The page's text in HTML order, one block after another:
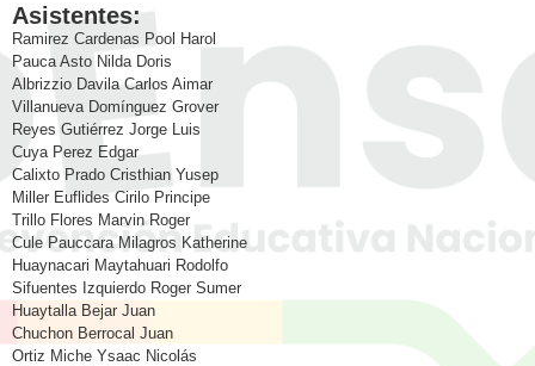
Asistentes:
Ramirez Cardenas Pool Harol
Pauca Asto Nilda Doris
Albrizzio Davila Carlos Aimar
Villanueva Domínguez Grover
Reyes Gutiérrez Jorge Luis
Cuya Perez Edgar
Calixto Prado Cristhian Yusep
Miller Euflides Cirilo Principe
Trillo Flores Marvin Roger
Cule Pauccara Milagros Katherine
Huaynacari Maytahuari Rodolfo
Sifuentes Izquierdo Roger Sumer
Huaytalla Bejar Juan
Chuchon Berrocal Juan
Ortiz Miche Ysaac Nicolás